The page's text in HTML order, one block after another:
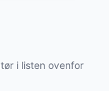
i listen ovenfor